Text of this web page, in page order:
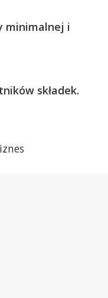
minimalnej i
składek.